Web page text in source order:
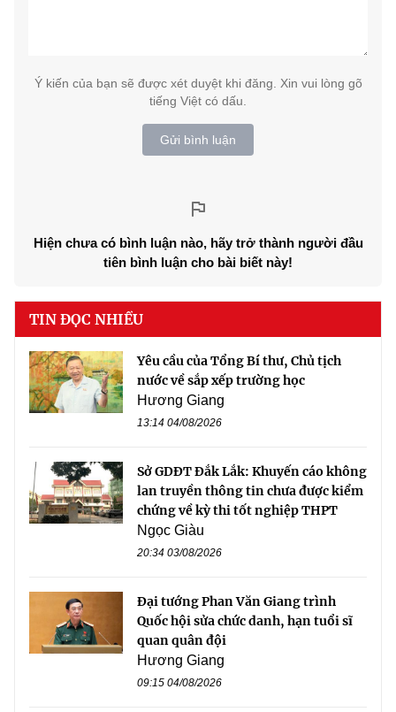
Ý kiến của bạn sẽ được xét duyệt khi đăng. Xin vui lòng gõ
tiếng Việt có dấu.
Gửi bình luận
Hiện chưa có bình luận nào, hãy trở thành người đầu
tiên bình luận cho bài biết này!
TIN ĐỌC NHIỀU
Yêu cầu của Tổng Bí thư, Chủ tịch
nước về sắp xếp trường học
Hương Giang
13:14 04/08/2026
Sở GDĐT Đắk Lắk: Khuyến cáo không
lan truyền thông tin chưa được kiểm
chứng về kỳ thi tốt nghiệp THPT
Ngọc Giàu
20:34 03/08/2026
Đại tướng Phan Văn Giang trình
Quốc hội sửa chức danh, hạn tuổi sĩ
quan quân đội
Hương Giang
09:15 04/08/2026